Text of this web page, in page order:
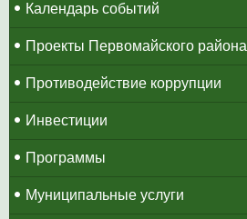
Календарь событий
Проекты Первомайского района
Противодействие коррупции
Инвестиции
Программы
Муниципальные услуги